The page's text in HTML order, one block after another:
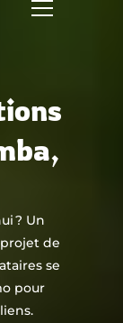
? Un
de
se
pour